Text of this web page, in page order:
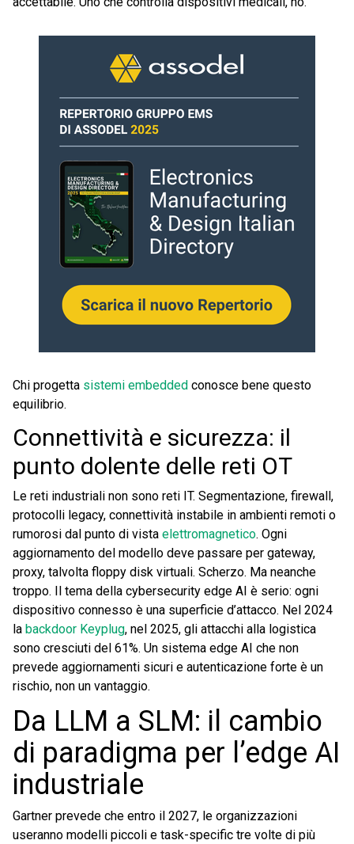
Chi progetta sistemi embedded conosce bene questo
equilibrio.
Connettività e sicurezza: il
punto dolente delle reti OT
Le reti industriali non sono reti IT. Segmentazione, firewall,
protocolli legacy, connettività instabile in ambienti remoti o
rumorosi dal punto di vista elettromagnetico. Ogni
aggiornamento del modello deve passare per gateway,
proxy, talvolta floppy disk virtuali. Scherzo. Ma neanche
troppo. Il tema della cybersecurity edge AI è serio: ogni
dispositivo connesso è una superficie d’attacco. Nel 2024
la backdoor Keyplug, nel 2025, gli attacchi alla logistica
sono cresciuti del 61%. Un sistema edge AI che non
prevede aggiornamenti sicuri e autenticazione forte è un
rischio, non un vantaggio.
Da LLM a SLM: il cambio
di paradigma per l’edge AI
industriale
Gartner prevede che entro il 2027, le organizzazioni
useranno modelli piccoli e task-specific tre volte di più